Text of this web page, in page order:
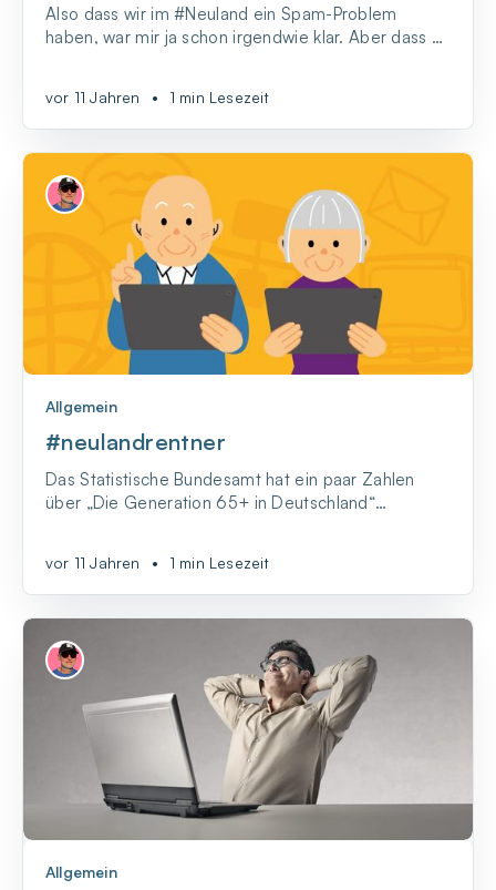
Also dass wir im #Neuland ein Spam-Problem
haben, war mir ja schon irgendwie klar. Aber dass es
so jetzt doch nicht auf dem Schirm.
vor 11 Jahren • 1 min Lesezeit
Allgemein
#neulandrentner
Das Statistische Bundesamt hat ein paar Zahlen
über „Die Generation 65+ in Deutschland“
vor 11 Jahren • 1 min Lesezeit
Allgemein